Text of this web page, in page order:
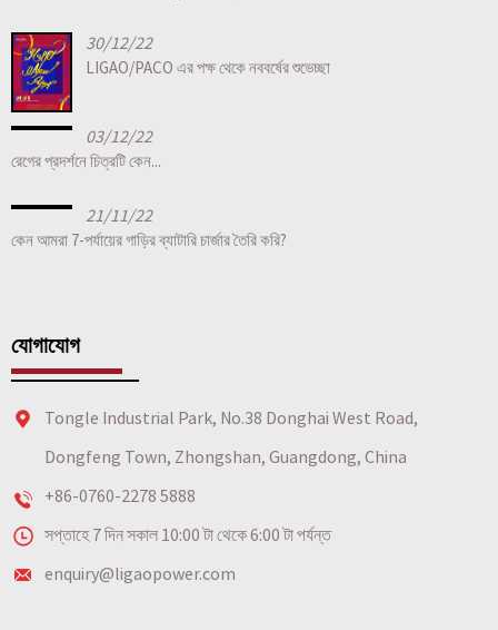
30/12/22
LIGAO/PACO এর পক্ষ থেকে নববর্ষের শুভেচ্ছা
03/12/22
রেগের প্রদর্শনে চিত্রটি কেন...
21/11/22
কেন আমরা 7-পর্যায়ের গাড়ির ব্যাটারি চার্জার তৈরি করি?
যোগাযোগ
Tongle Industrial Park, No.38 Donghai West Road,
Dongfeng Town, Zhongshan, Guangdong, China
+86-0760-2278 5888
সপ্তাহে 7 দিন সকাল 10:00 টা থেকে 6:00 টা পর্যন্ত
enquiry@ligaopower.com